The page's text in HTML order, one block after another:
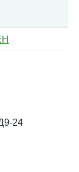
24